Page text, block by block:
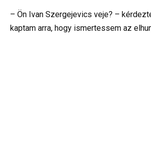
– Ön Ivan Szergejevics veje? –
kaptam arra, hogy ismertessem az